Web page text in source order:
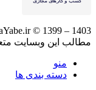
مطالب این وبسایت
منو
دسته بندی ها